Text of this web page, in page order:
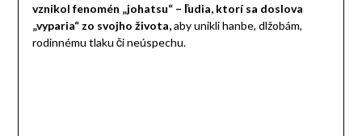
vznikol fenomén „johatsu“ – ľudia, ktorí sa doslova
„vyparia“ zo svojho života,aby unikli hanbe, dlžobám,
rodinnému tlaku či neúspechu.